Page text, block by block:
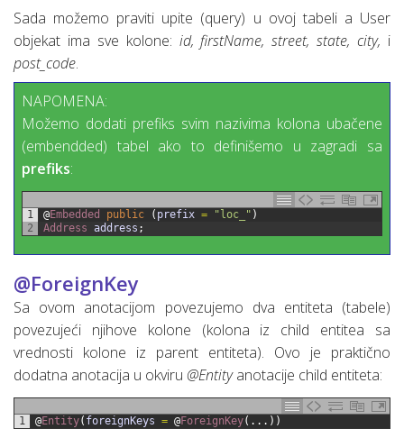
Sada možemo praviti upite (query) u ovoj tabeli a User
objekat ima sve kolone: id, firstName, street, state, city, i
post_code.
NAPOMENA:
Možemo dodati prefiks svim nazivima kolona ubačene
(embendded) tabel ako to definišemo u zagradi sa
prefiks:
1
2
@Embedded public ( prefix = "loc_" )
Address address ;
@ForeignKey
Sa ovom anotacijom povezujemo dva entiteta (tabele)
povezujeći njihove kolone (kolona iz child entitea sa
vrednosti kolone iz parent entiteta). Ovo je praktično
dodatna anotacija u okviru @Entityanotacije child entiteta:
1 @Entity( foreignKeys = @ForeignKey( . . . ) )